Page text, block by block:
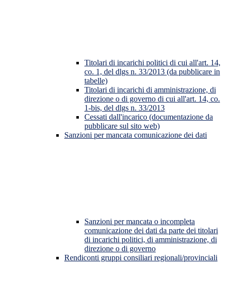
Titolari di incarichi politici di cui all'art. 14,
co. 1, del dlgs n. 33/2013 (da pubblicare in
tabelle)
Titolari di incarichi di amministrazione, di
direzione o di governo di cui all'art. 14, co.
1-bis, del dlgs n. 33/2013
Cessati dall'incarico (documentazione da
pubblicare sul sito web)
Sanzioni per mancata comunicazione dei dati
Sanzioni per mancata o incompleta
comunicazione dei dati da parte dei titolari
di incarichi politici, di amministrazione, di
direzione o di governo
Rendiconti gruppi consiliari regionali/provinciali